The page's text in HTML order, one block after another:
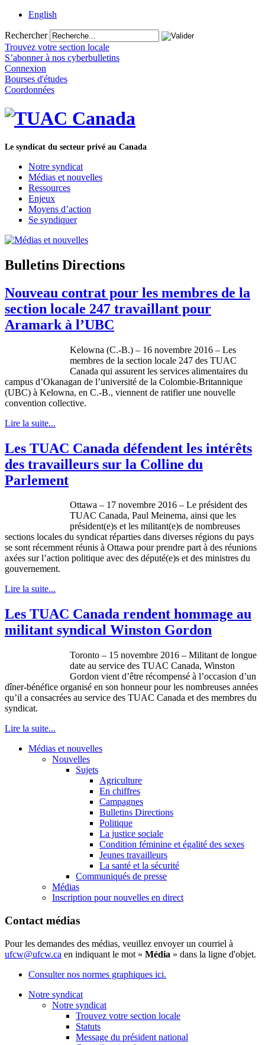
English
Rechercher
Trouvez votre section locale
S’abonner à nos cyberbulletins
Connexion
Bourses d'études
Coordonnées
Le syndicat du secteur privé au Canada
Notre syndicat
Médias et nouvelles
Ressources
Enjeux
Moyens d’action
Se syndiquer
Bulletins Directions
Nouveau contrat pour les membres de la
section locale 247 travaillant pour
Aramark à l’UBC
Kelowna (C.-B.) – 16 novembre 2016 – Les
membres de la section locale 247 des TUAC
Canada qui assurent les services alimentaires du
campus d’Okanagan de l’université de la Colombie-Britannique
(UBC) à Kelowna, en C.-B., viennent de ratifier une nouvelle
convention collective.
Lire la suite...
Les TUAC Canada défendent les intérêts
des travailleurs sur la Colline du
Parlement
Ottawa – 17 novembre 2016 – Le président des
TUAC Canada, Paul Meinema, ainsi que les
président(e)s et les militant(e)s de nombreuses
sections locales du syndicat réparties dans diverses régions du pays
se sont récemment réunis à Ottawa pour prendre part à des réunions
axées sur l’action politique avec des député(e)s et des ministres du
gouvernement.
Lire la suite...
Les TUAC Canada rendent hommage au
militant syndical Winston Gordon
Toronto – 15 novembre 2016 – Militant de longue
date au service des TUAC Canada, Winston
Gordon vient d’être récompensé à l’occasion d’un
dîner-bénéfice organisé en son honneur pour les nombreuses années
qu’il a consacrées au service des TUAC Canada et des membres du
syndicat.
Lire la suite...
Médias et nouvelles
Nouvelles
Sujets
Agriculture
En chiffres
Campagnes
Bulletins Directions
Politique
La justice sociale
Condition féminine et égalité des sexes
Jeunes travailleurs
La santé et la sécurité
Communiqués de presse
Médias
Inscription pour nouvelles en direct
Contact médias
Pour les demandes des médias, veuillez envoyer un courriel à
ufcw@ufcw.ca en indiquant le mot « Média » dans la ligne d'objet.
Consulter nos normes graphiques ici.
Notre syndicat
Notre syndicat
Trouvez votre section locale
Statuts
Message du président national